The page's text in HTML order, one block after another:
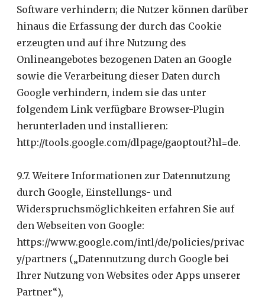
Software verhindern; die Nutzer können darüber
hinaus die Erfassung der durch das Cookie
erzeugten und auf ihre Nutzung des
Onlineangebotes bezogenen Daten an Google
sowie die Verarbeitung dieser Daten durch
Google verhindern, indem sie das unter
folgendem Link verfügbare Browser-Plugin
herunterladen und installieren:
http://tools.google.com/dlpage/gaoptout?hl=de.
9.7. Weitere Informationen zur Datennutzung
durch Google, Einstellungs- und
Widerspruchsmöglichkeiten erfahren Sie auf
den Webseiten von Google:
https://www.google.com/intl/de/policies/privac
y/partners („Datennutzung durch Google bei
Ihrer Nutzung von Websites oder Apps unserer
Partner“),